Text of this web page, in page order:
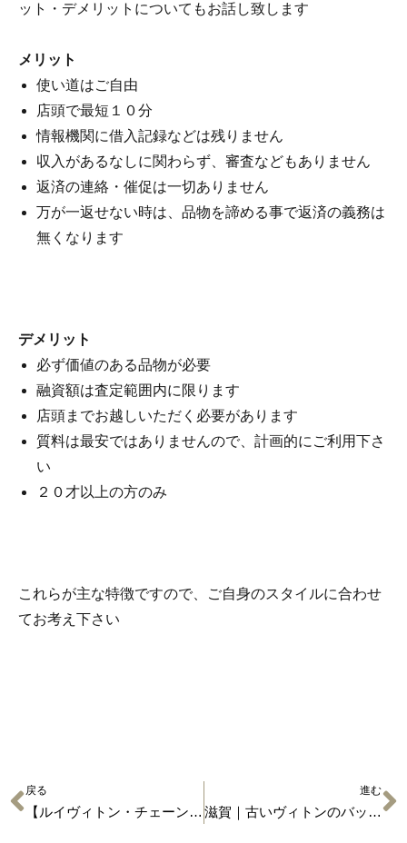
ット・デメリットについてもお話し致します
メリット
使い道はご自由
店頭で最短１０分
情報機関に借入記録などは残りません
収入があるなしに関わらず、審査などもありません
返済の連絡・催促は一切ありません
万が一返せない時は、品物を諦める事で返済の義務は
無くなります
デメリット
必ず価値のある品物が必要
融資額は査定範囲内に限ります
店頭までお越しいただく必要があります
質料は最安ではありませんので、計画的にご利用下さ
い
２０才以上の方のみ
これらが主な特徴ですので、ご自身のスタイルに合わせ
てお考え下さい
戻る
【ルイヴィトン・チェーンバッグ】ヴィクトワール
進む
滋賀｜古いヴィトンのバッグがこの買取価格！